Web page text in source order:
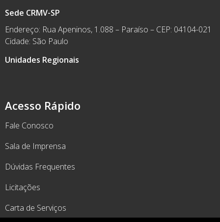
Acesso Rápido
Fale Conosco
Sala de Imprensa
Dúvidas Frequentes
Licitações
Carta de Serviços
Sede CRMV-SP
Endereço: Rua Apeninos, 1.088 – Paraíso – CEP: 04104-021
Cidade: São Paulo
Unidades Regionais